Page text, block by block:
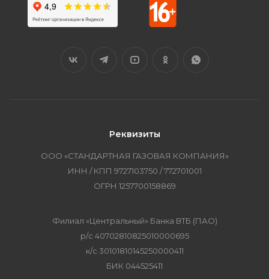
Реквизиты
ООО «СТАНДАРТНАЯ ГАЗОВАЯ КОМПАНИЯ»
ИНН / КПП 9727103750 / 772701001
ОГРН 1257700158869
Филиал «Центральный» Банка ВТБ (ПАО)
р/с 40702810825010000695
к/с 30101810145250000411
БИК 044525411